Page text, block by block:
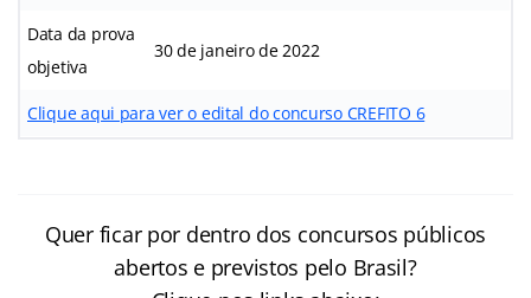
Data da prova
objetiva
30 de janeiro de 2022
Clique aqui para ver o edital do concurso CREFITO 6
Quer ficar por dentro dos concursos públicos
abertos e previstos pelo Brasil?